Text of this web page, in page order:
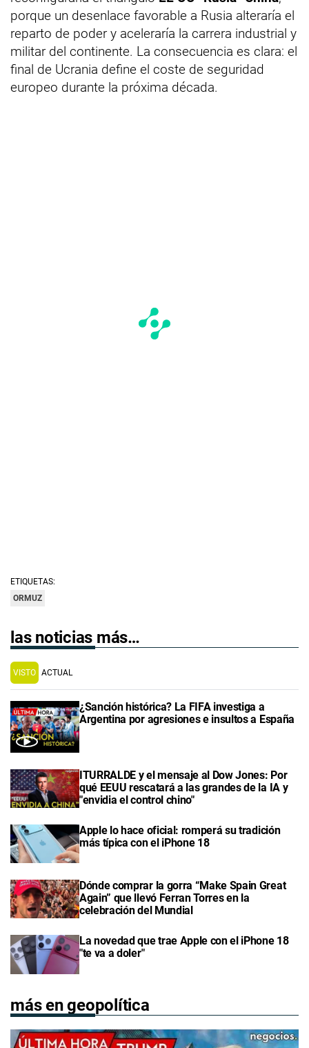
porque un desenlace favorable a Rusia alteraría el
reparto de poder y aceleraría la carrera industrial y
militar del continente. La consecuencia es clara: el
final de Ucrania define el coste de seguridad
europeo durante la próxima década.
ETIQUETAS:
ORMUZ
las noticias más…
VISTO ACTUAL
¿Sanción histórica? La FIFA investiga a
Argentina por agresiones e insultos a España
ITURRALDE y el mensaje al Dow Jones: Por
qué EEUU rescatará a las grandes de la IA y
"envidia el control chino"
Apple lo hace oficial: romperá su tradición
más típica con el iPhone 18
Dónde comprar la gorra “Make Spain Great
Again” que llevó Ferran Torres en la
celebración del Mundial
La novedad que trae Apple con el iPhone 18
"te va a doler"
más en geopolítica